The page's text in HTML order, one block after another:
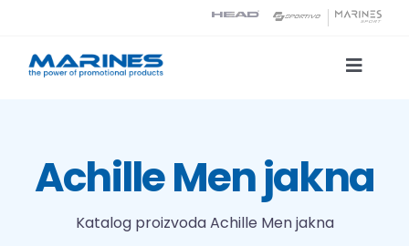
content
Toggle
Tehnologije tiska
Achille Men jakna
Katalog proizvodaAchille Men jakna